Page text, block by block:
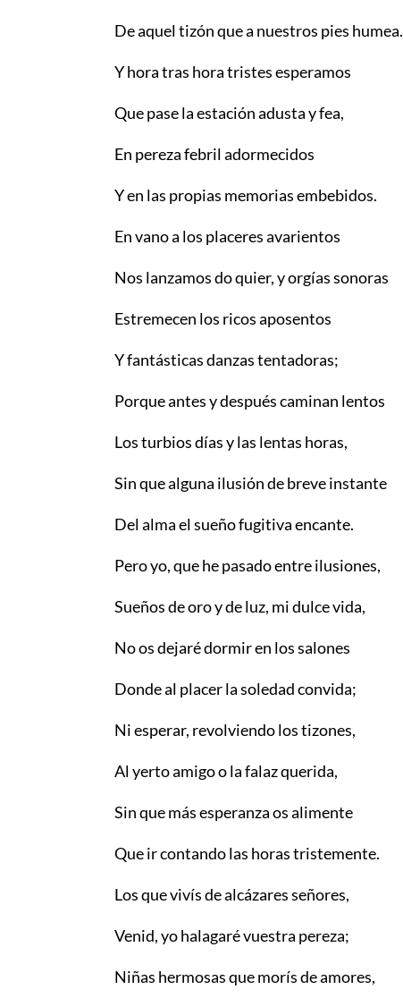
De aquel tizón que a nuestros pies humea.
Y hora tras hora tristes esperamos
Que pase la estación adusta y fea,
En pereza febril adormecidos
Y en las propias memorias embebidos.
En vano a los placeres avarientos
Nos lanzamos do quier, y orgías sonoras
Estremecen los ricos aposentos
Y fantásticas danzas tentadoras;
Porque antes y después caminan lentos
Los turbios días y las lentas horas,
Sin que alguna ilusión de breve instante
Del alma el sueño fugitiva encante.
Pero yo, que he pasado entre ilusiones,
Sueños de oro y de luz, mi dulce vida,
No os dejaré dormir en los salones
Donde al placer la soledad convida;
Ni esperar, revolviendo los tizones,
Al yerto amigo o la falaz querida,
Sin que más esperanza os alimente
Que ir contando las horas tristemente.
Los que vivís de alcázares señores,
Venid, yo halagaré vuestra pereza;
Niñas hermosas que morís de amores,